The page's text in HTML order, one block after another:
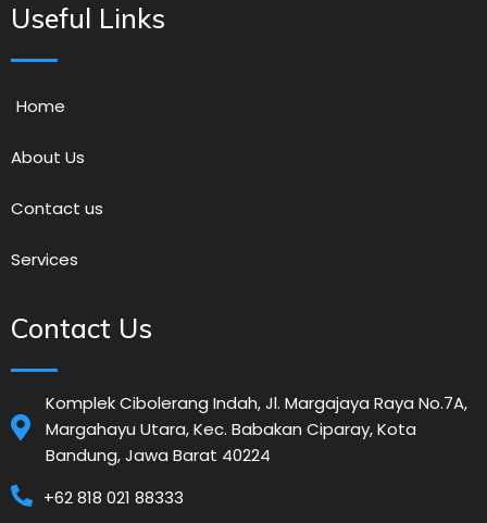
Useful Links
Home
About Us
Contact us
Services
Contact Us
Komplek Cibolerang Indah, Jl. Margajaya Raya No.7A,
Margahayu Utara, Kec. Babakan Ciparay, Kota
Bandung, Jawa Barat 40224
+62 818 021 88333